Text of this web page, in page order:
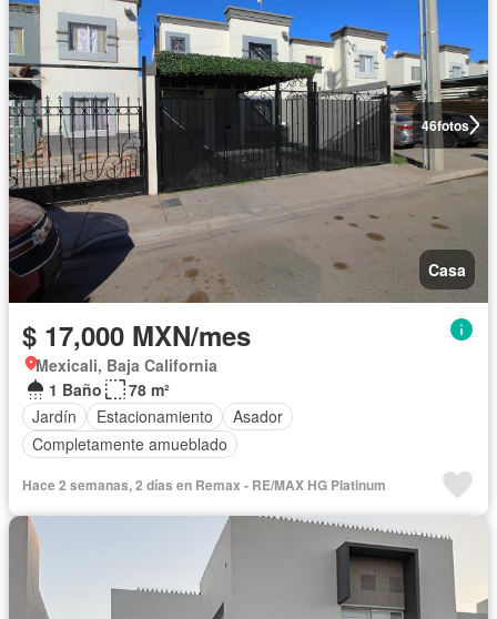
46fotos
Casa
$ 17,000 MXN/mes
Mexicali, Baja California
1 Baño
78 m²
Jardín
Estacionamiento
Asador
Completamente amueblado
Hace 2 semanas, 2 días en Remax - RE/MAX HG Platinum